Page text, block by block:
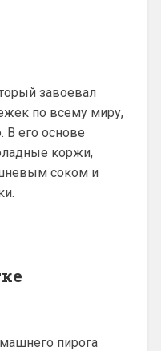
завоевал
по всему миру,
В его основе
коржи,
соком и
пирога